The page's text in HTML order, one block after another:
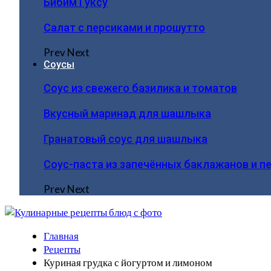
Салат с персиками и прошутто
PrevNext
Соусы
Соус из свежего базилика и томатов
Вкусный маринад для шашлыка
Гранатовый соус для шашлыка
Соус-паста из запечённых баклажанов и
PrevNext
Главная
Рецепты
Куриная грудка с йогуртом и лимоном